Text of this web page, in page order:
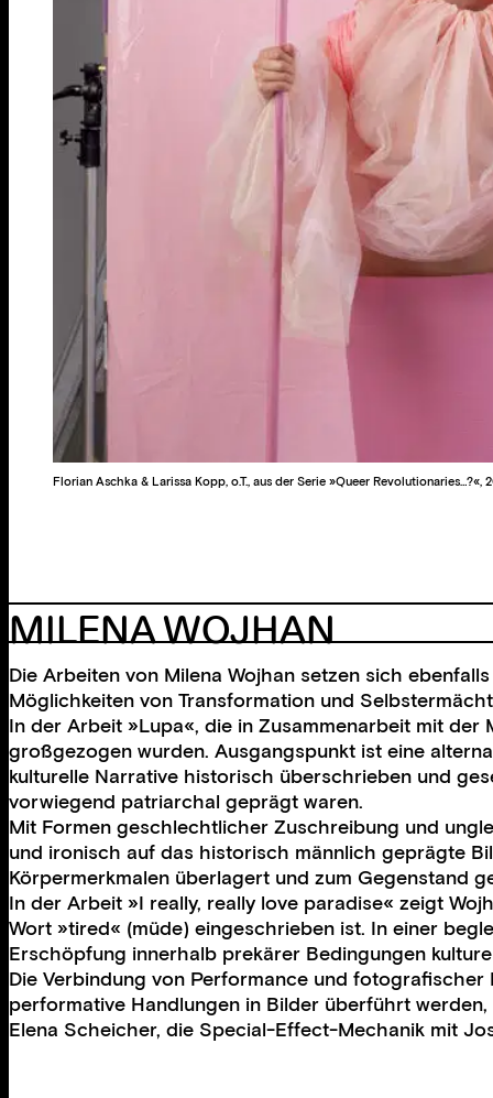
Florian Aschka & Larissa Kopp, o.T., aus der Serie »Queer Revolutionaries…?«,
MILENA WOJHAN
Die Arbeiten von Milena Wojhan setzen sich
Möglichkeiten von Transformation und
In der Arbeit »Lupa«, die in Zusammenarbeit mit
großgezogen wurden. Ausgangspunkt ist eine
kulturelle Narrative historisch überschrieben und
vorwiegend patriarchal geprägt waren.
Mit Formen geschlechtlicher Zuschreibung und
und ironisch auf das historisch männlich geprägte
Körpermerkmalen überlagert und zum Gegenstand
In der Arbeit »I really, really love paradise« zeigt
Wort »tired« (müde) eingeschrieben ist. In einer
Erschöpfung innerhalb prekärer Bedingungen
Die Verbindung von Performance und
performative Handlungen in Bilder überführt
Elena Scheicher, die Special-Effect-Mechanik mit